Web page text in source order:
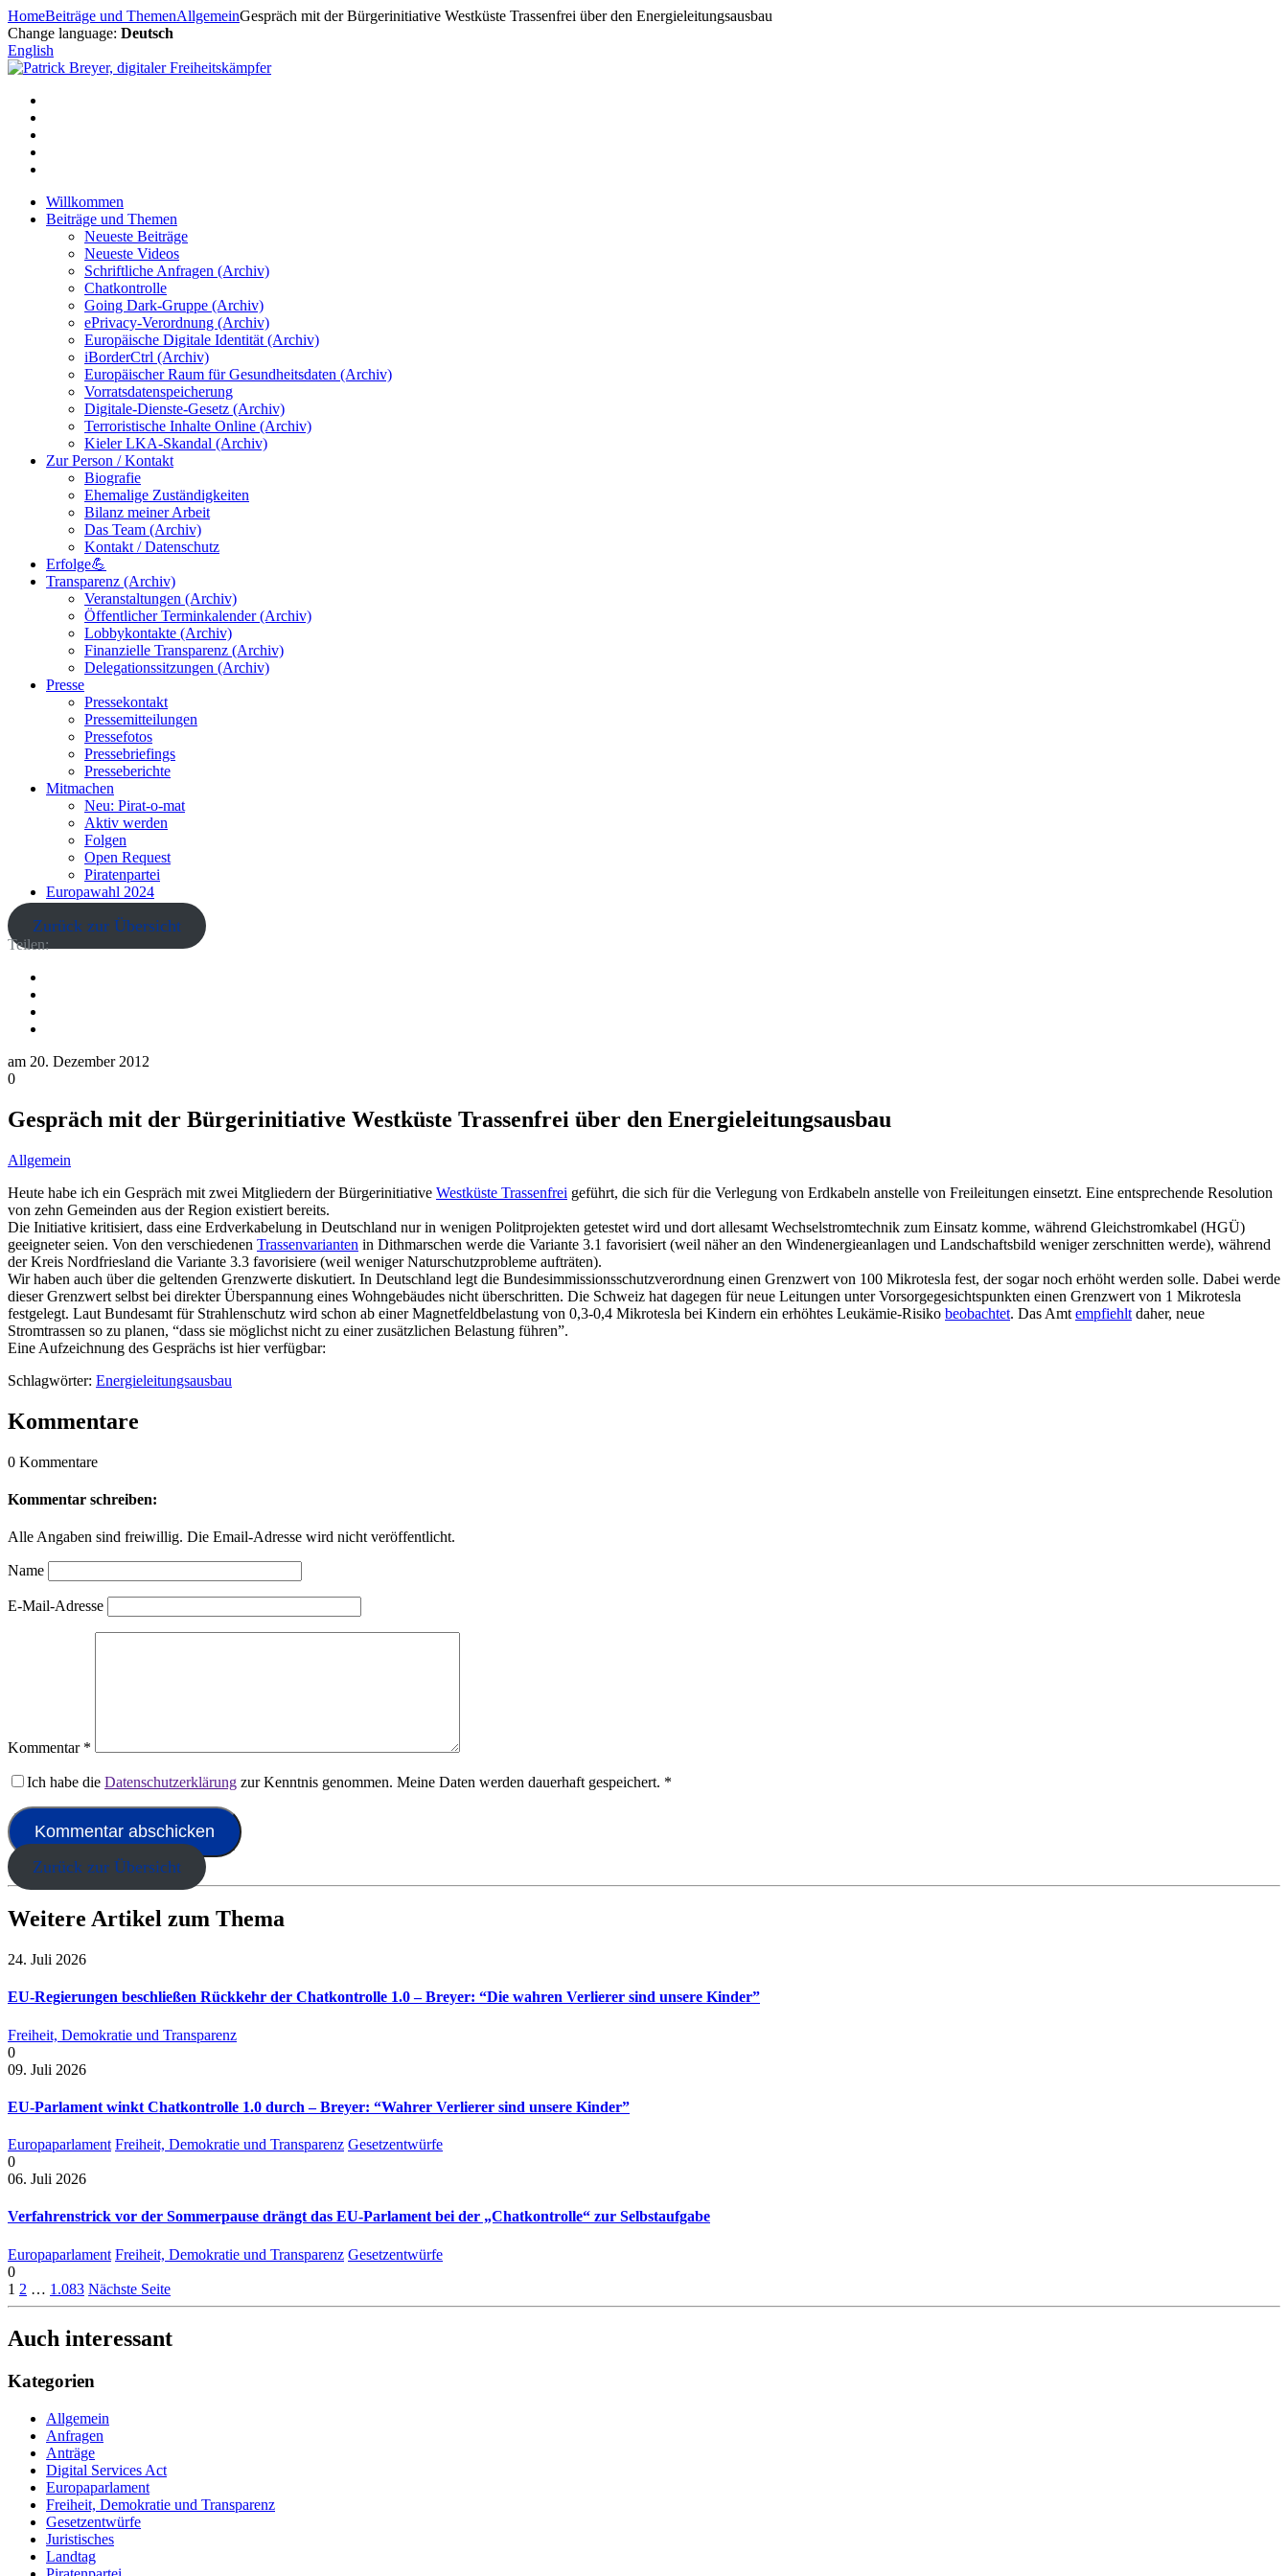
Zum
Inhalt
springen
HomeBeiträge und ThemenAllgemeinGespräch mit der Bürgerinitiative Westküste Trassenfrei über den Energieleitungsausbau
Change language: Deutsch
English
Willkommen
Beiträge und Themen
Neueste Beiträge
Neueste Videos
Schriftliche Anfragen (Archiv)
Chatkontrolle
Going Dark-Gruppe (Archiv)
ePrivacy-Verordnung (Archiv)
Europäische Digitale Identität (Archiv)
iBorderCtrl (Archiv)
Europäischer Raum für Gesundheitsdaten (Archiv)
Vorratsdatenspeicherung
Digitale-Dienste-Gesetz (Archiv)
Terroristische Inhalte Online (Archiv)
Kieler LKA-Skandal (Archiv)
Zur Person / Kontakt
Biografie
Ehemalige Zuständigkeiten
Bilanz meiner Arbeit
Das Team (Archiv)
Kontakt / Datenschutz
Erfolge💪
Transparenz (Archiv)
Veranstaltungen (Archiv)
Öffentlicher Terminkalender (Archiv)
Lobbykontakte (Archiv)
Finanzielle Transparenz (Archiv)
Delegationssitzungen (Archiv)
Presse
Pressekontakt
Pressemitteilungen
Pressefotos
Pressebriefings
Presseberichte
Mitmachen
Neu: Pirat-o-mat
Aktiv werden
Folgen
Open Request
Piratenpartei
Europawahl 2024
Zurück zur Übersicht
Teilen:
am 20. Dezember 2012
0
Gespräch mit der Bürgerinitiative Westküste Trassenfrei über den Energieleitungsausbau
Allgemein
Heute habe ich ein Gespräch mit zwei Mitgliedern der Bürgerinitiative Westküste Trassenfrei geführt, die sich für die Verlegung von Erdkabeln anstelle von Freileitungen einsetzt. Eine entsprechende Resolution
von zehn Gemeinden aus der Region existiert bereits.
Die Initiative kritisiert, dass eine Erdverkabelung in Deutschland nur in wenigen Politprojekten getestet wird und dort allesamt Wechselstromtechnik zum Einsatz komme, während Gleichstromkabel (HGÜ)
geeigneter seien. Von den verschiedenen Trassenvarianten in Dithmarschen werde die Variante 3.1 favorisiert (weil näher an den Windenergieanlagen und Landschaftsbild weniger zerschnitten werde), während
der Kreis Nordfriesland die Variante 3.3 favorisiere (weil weniger Naturschutzprobleme aufträten).
Wir haben auch über die geltenden Grenzwerte diskutiert. In Deutschland legt die Bundesimmissionsschutzverordnung einen Grenzwert von 100 Mikrotesla fest, der sogar noch erhöht werden solle. Dabei werde
dieser Grenzwert selbst bei direkter Überspannung eines Wohngebäudes nicht überschritten. Die Schweiz hat dagegen für neue Leitungen unter Vorsorgegesichtspunkten einen Grenzwert von 1 Mikrotesla
festgelegt. Laut Bundesamt für Strahlenschutz wird schon ab einer Magnetfeldbelastung von 0,3-0,4 Mikrotesla bei Kindern ein erhöhtes Leukämie-Risiko beobachtet. Das Amt empfiehlt daher, neue
Stromtrassen so zu planen, “dass sie möglichst nicht zu einer zusätzlichen Belastung führen”.
Eine Aufzeichnung des Gesprächs ist hier verfügbar:
Schlagwörter: Energieleitungsausbau
Kommentare
0 Kommentare
Kommentar schreiben:
Alle Angaben sind freiwillig. Die Email-Adresse wird nicht veröffentlicht.
Name
E-Mail-Adresse
Kommentar *
Ich habe die Datenschutzerklärung zur Kenntnis genommen. Meine Daten werden dauerhaft gespeichert. *
Zurück zur Übersicht
Weitere Artikel zum Thema
24. Juli 2026
EU-Regierungen beschließen Rückkehr der Chatkontrolle 1.0 – Breyer: “Die wahren Verlierer sind unsere Kinder”
Freiheit, Demokratie und Transparenz
0
09. Juli 2026
EU-Parlament winkt Chatkontrolle 1.0 durch – Breyer: “Wahrer Verlierer sind unsere Kinder”
Europaparlament Freiheit, Demokratie und Transparenz Gesetzentwürfe
0
06. Juli 2026
Verfahrenstrick vor der Sommerpause drängt das EU-Parlament bei der „Chatkontrolle“ zur Selbstaufgabe
Europaparlament Freiheit, Demokratie und Transparenz Gesetzentwürfe
0
1 2 … 1.083 Nächste Seite
Auch interessant
Kategorien
Allgemein
Anfragen
Anträge
Digital Services Act
Europaparlament
Freiheit, Demokratie und Transparenz
Gesetzentwürfe
Juristisches
Landtag